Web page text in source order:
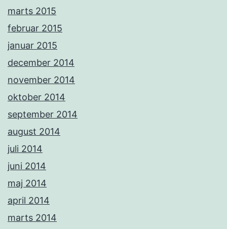
marts 2015
februar 2015
januar 2015
december 2014
november 2014
oktober 2014
september 2014
august 2014
juli 2014
juni 2014
maj 2014
april 2014
marts 2014